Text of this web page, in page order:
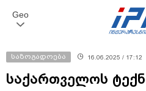
Geo
საზოგადოება 16.06.2025 / 17:12
საქართველოს